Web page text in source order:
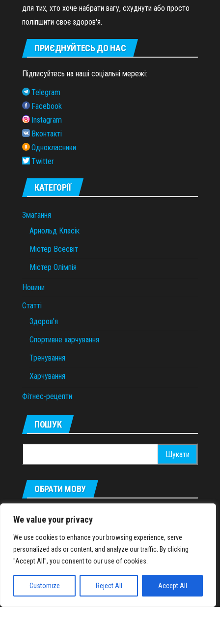
We value your privacy
We use cookies to enhance your browsing experience, serve
personalized ads or content, and analyze our traffic. By clicking
"Accept All", you consent to our use of cookies.
Customize Reject All Accept All
для тих, хто хоче набрати вагу, схуднути або просто
поліпшити своє здоров'я.
ПРИЄДНУЙТЕСЬ ДО НАС
Підписуйтесь на наші соціальні мережі:
Telegram
Facebook
Instagram
Вконтакті
Однокласники
Twitter
КАТЕГОРІЇ
Змагання
Арнольд Класік
Містер Всесвіт
Містер Олімпія
Новини
Статті
Здоров'я
Спортивне харчування
Тренування
Харчування
Фітнес-рецепти
ПОШУК
ОБРАТИ МОВУ
Русский
IronMuscles.org© 2018-2023